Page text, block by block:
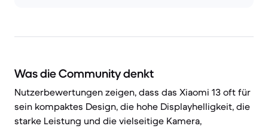
Was die Community denkt
Nutzerbewertungen zeigen, dass das Xiaomi 13 oft für
sein kompaktes Design, die hohe Displayhelligkeit, die
starke Leistung und die vielseitige Kamera,